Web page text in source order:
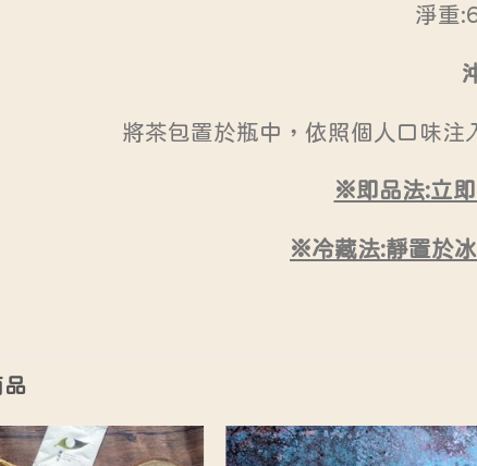
淨重
將茶包置於瓶中，依照個人口味
※即品法:立
※冷藏法:靜置於
品